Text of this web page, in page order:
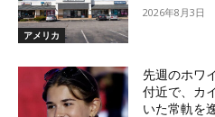
アメリカ
2026年8月3日
先週のホワ
付近で、カ
いた常軌を